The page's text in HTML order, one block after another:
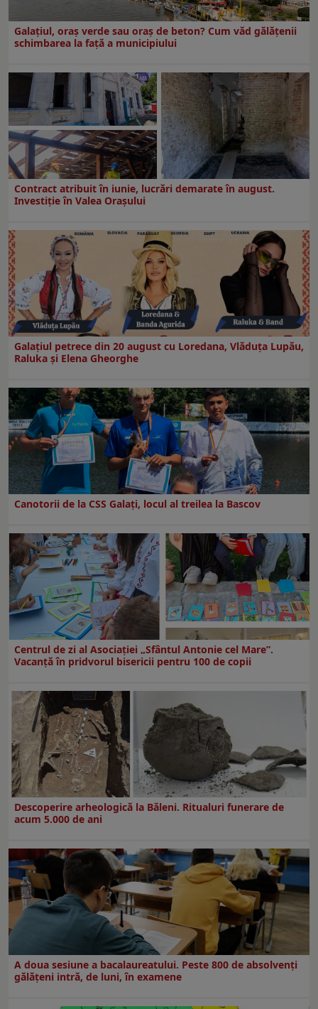
Galațiul, oraș verde sau oraș de beton? Cum văd gălățenii
schimbarea la față a municipiului
Contract atribuit în iunie, lucrări demarate în august.
Investiţie în Valea Oraşului
Galaţiul petrece din 20 august cu Loredana, Vlăduța Lupău,
Raluka și Elena Gheorghe
Canotorii de la CSS Galați, locul al treilea la Bascov
Centrul de zi al Asociației „Sfântul Antonie cel Mare”.
Vacanță în pridvorul bisericii pentru 100 de copii
Descoperire arheologică la Băleni. Ritualuri funerare de
acum 5.000 de ani
A doua sesiune a bacalaureatului. Peste 800 de absolvenţi
gălăţeni intră, de luni, în examene